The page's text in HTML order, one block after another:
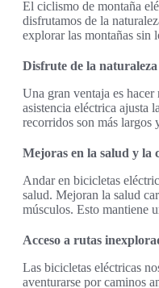
El ciclismo de montaña
disfrutamos de la
explorar las montañas sin
Disfrute de la
Una gran ventaja es hacer
asistencia eléctrica ajusta
recorridos son más largos
Mejoras en la salud y la
Andar en bicicletas
salud. Mejoran la salud
músculos. Esto mantiene
Acceso a rutas
Las bicicletas eléctricas
aventurarse por caminos